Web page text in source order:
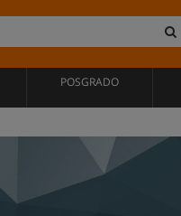
POSGRADO